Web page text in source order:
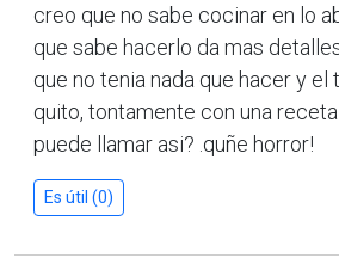
creo que no sabe cocinar en lo
que sabe hacerlo da mas
que no tenia nada que hacer y el
quito, tontamente con una
puede llamar asi? .quñe horror!
Es útil (0)